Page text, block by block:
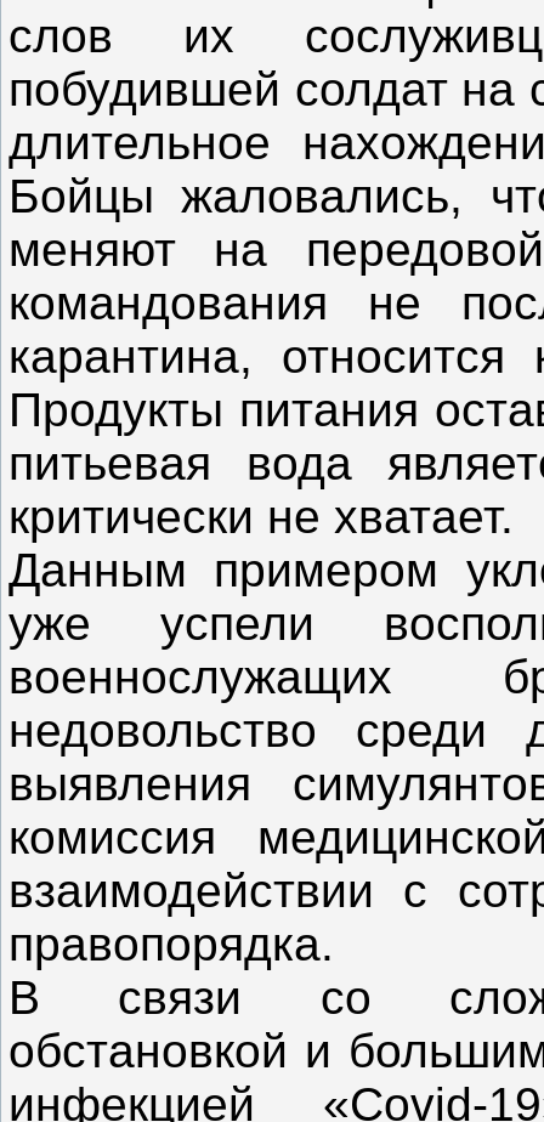
слов их
побудившей солдат на
длительное
Бойцы жаловались,
меняют на
командования не
карантина,
Продукты питания
питьевая вода
критически не хватает.
Данным примером
уже успели
военнослужащих
недовольство
выявления
комиссия
взаимодействии с
правопорядка.
В связи со
обстановкой и
инфекцией «Covid-